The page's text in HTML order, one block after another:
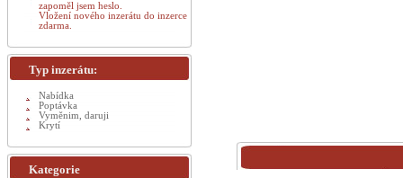
zapoměl jsem heslo.
Vložení nového inzerátu do inzerce
zdarma.
Typ inzerátu:
Nabídka
Poptávka
Vyměnim, daruji
Krytí
Kategorie